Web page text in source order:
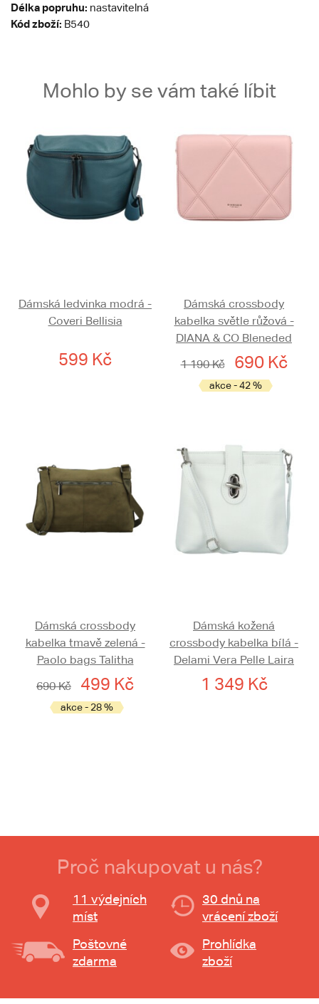
Délka popruhu: nastavitelná
Kód zboží: B540
Mohlo by se vám také líbit
Dámská ledvinka modrá -
Coveri Bellisia
599 Kč
Dámská crossbody
kabelka světle růžová -
DIANA & CO Bleneded
1 190 Kč
690 Kč
akce - 42 %
Dámská crossbody
kabelka tmavě zelená -
Paolo bags Talitha
690 Kč
499 Kč
akce - 28 %
Dámská kožená
crossbody kabelka bílá -
Delami Vera Pelle Laira
1 349 Kč
Proč nakupovat u nás?
11 výdejních
míst
30 dnů na
vrácení zboží
Poštovné
zdarma
Prohlídka
zboží